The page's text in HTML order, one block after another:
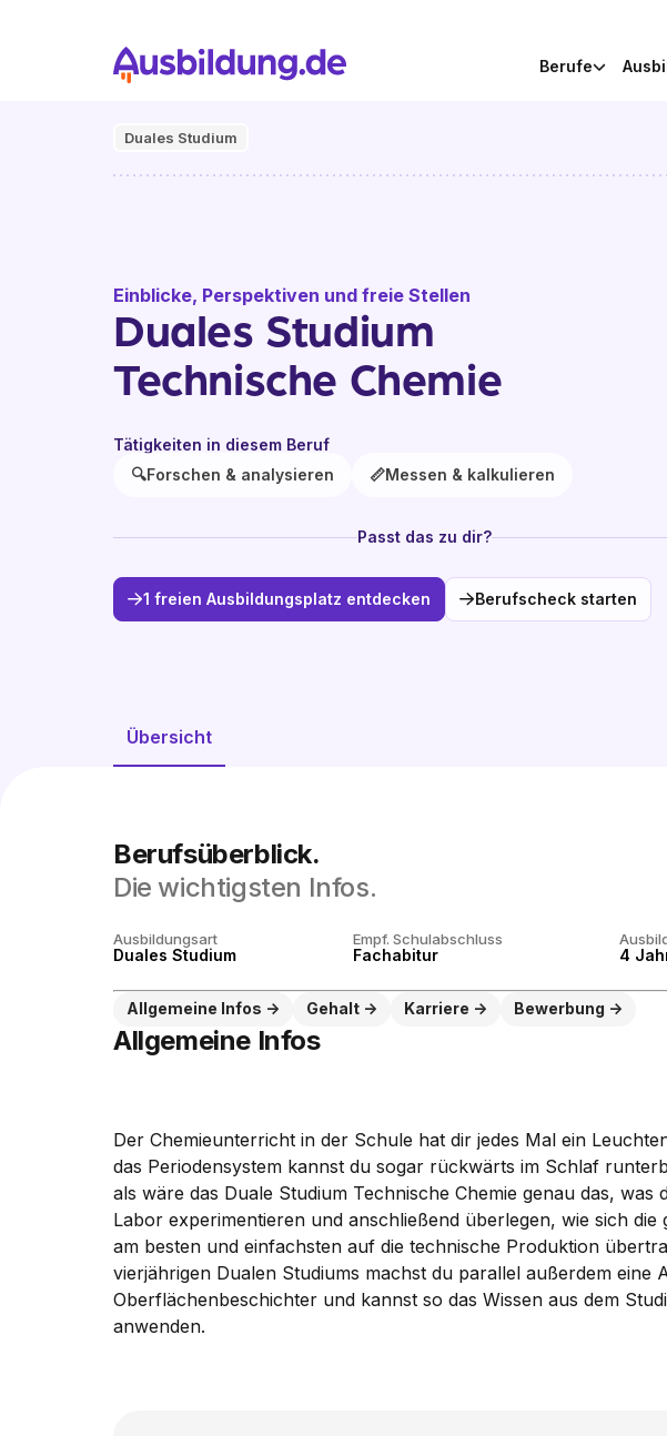
Berufe
Duales Studium
Einblicke, Perspektiven und freie Stellen
Duales Studium
Technische Chemie
Tätigkeiten in diesem Beruf
🔍Forschen & analysieren 📏Messen & kalkulieren
Passt das zu dir?
1 freien Ausbildungsplatz entdecken Berufscheck starten
Übersicht
Berufsüberblick.
Die wichtigsten Infos.
Ausbildungsart
Duales Studium
Empf. Schulabschluss
Fachabitur 4
Allgemeine Infos Gehalt Karriere Bewerbung
Allgemeine Infos
Der Chemieunterricht in der Schule hat dir jedes Mal ein
das Periodensystem kannst du sogar rückwärts im Schlaf
als wäre das Duale Studium Technische Chemie genau das, was
Labor experimentieren und anschließend überlegen, wie sich
am besten und einfachsten auf die technische Produktion
vierjährigen Dualen Studiums machst du parallel außerdem eine
Oberflächenbeschichter und kannst so das Wissen aus dem
anwenden.